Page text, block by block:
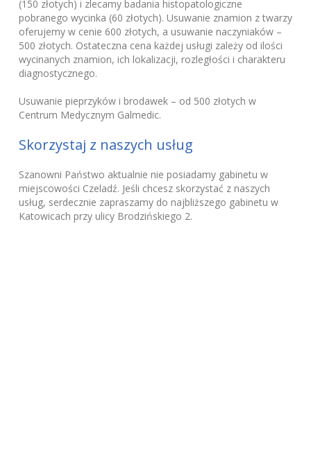
(150 złotych) i zlecamy badania histopatologiczne
pobranego wycinka (60 złotych). Usuwanie znamion z twarzy
oferujemy w cenie 600 złotych, a usuwanie naczyniaków –
500 złotych. Ostateczna cena każdej usługi zależy od ilości
wycinanych znamion, ich lokalizacji, rozległości i charakteru
diagnostycznego.
Usuwanie pieprzyków i brodawek – od 500 złotych w
Centrum Medycznym Galmedic.
Skorzystaj z naszych usług
Szanowni Państwo aktualnie nie posiadamy gabinetu w
miejscowości Czeladź. Jeśli chcesz skorzystać z naszych
usług, serdecznie zapraszamy do najbliższego gabinetu w
Katowicach przy ulicy Brodzińskiego 2.